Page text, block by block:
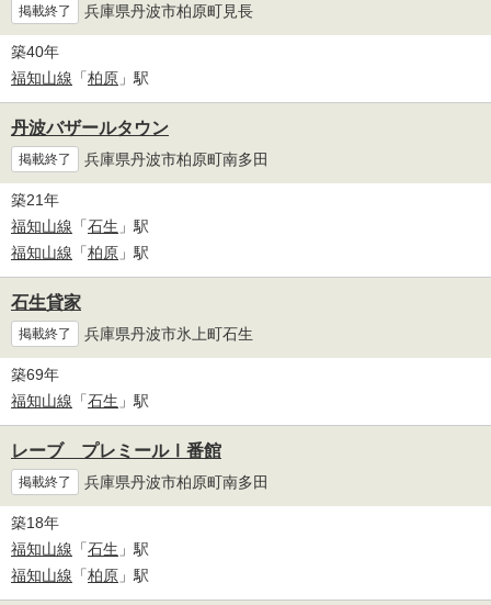
掲載終了 兵庫県丹波市柏原町見長
築40年
福知山線 「柏原 」駅
丹波バザールタウン
掲載終了 兵庫県丹波市柏原町南多田
築21年
福知山線 「石生 」駅
福知山線 「柏原 」駅
石生貸家
掲載終了 兵庫県丹波市氷上町石生
築69年
福知山線 「石生 」駅
レーブ プレミールⅠ番館
掲載終了 兵庫県丹波市柏原町南多田
築18年
福知山線 「石生 」駅
福知山線 「柏原 」駅